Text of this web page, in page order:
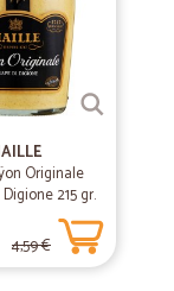
in quantoi
che non e da
Originale
215 gr.
4,59 €